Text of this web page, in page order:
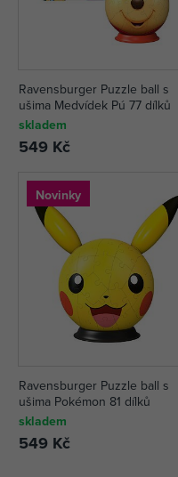
Ravensburger Puzzle ball s
ušima Medvídek Pú 77 dílků
skladem
549 Kč
Novinky
Ravensburger Puzzle ball s
ušima Pokémon 81 dílků
skladem
549 Kč